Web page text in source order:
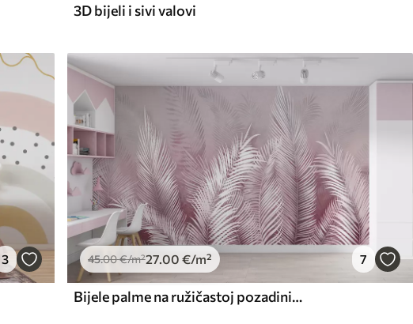
3D bijeli i sivi valovi
3 45.00€/m²27.00 €/m² 7
Bijele palme na ružičastoj pozadini. u ružičastim bojama